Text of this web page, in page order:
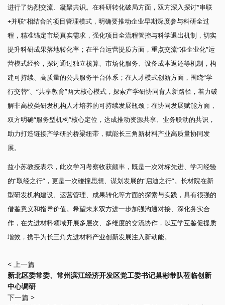
进行了热烈交流、凝聚共识。在科研转化破局方面，双方深入探讨“串联
+并联”相结合的项目管理模式，明确要推动企业早期深度参与科研全过
程，精准锚定市场真实需求，强化项目全流程管控与科学退出机制，切实
提升科研成果落地转化率；在平台运营提质方面，重点交流“准企业化”运
营模式经验，探讨通过独立核算、市场化服务、设备成本返还等机制，构
建可持续、高质量的公共服务平台体系；在人才模式创新方面，围绕“学
行交替”、“共享教育”两大核心模式，探索产学研协同育人新路径，着力破
解非高校类研发机构人才培养的可持续发展瓶颈；在协同发展赋能方面，
双方明确“服务型机构”核心定位，达成推动资源共享、业务联动的共识，
助力打造链接产学研的桥梁纽带，赋能长三角新材料产业高质量协同发
展。
益小苏教授表示，此次学习考察收获颇丰，既是一次对标先进、学习经验
的“取经之行”，更是一次碰撞思想、谋划发展的“启迪之行”。长材院在新
型研发机构建设、运营管理、成果转化等方面的探索与实践，具有很强的
借鉴意义和指导价值。希望未来双方进一步加强沟通对接、深化务实合
作，在先进材料领域开展多层次、多维度的交流协作，以互学互鉴促提质
增效，携手为长三角先进材料产业创新发展注入新动能。
< 上一篇
新北区委常委、常州滨江经济开发区党工委书记巢彬带队莅临创新
中心调研
下一篇 >